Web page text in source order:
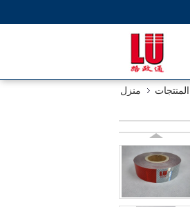
منزل المنتجات